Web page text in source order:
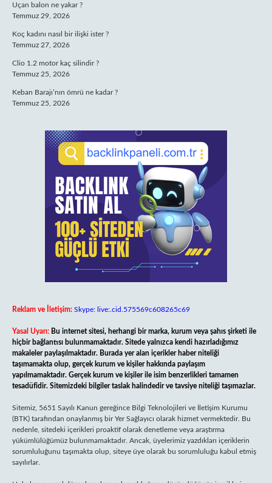
Uçan balon ne yakar ?
Temmuz 29, 2026
Koç kadını nasıl bir ilişki ister ?
Temmuz 27, 2026
Clio 1.2 motor kaç silindir ?
Temmuz 25, 2026
Keban Barajı’nın ömrü ne kadar ?
Temmuz 25, 2026
Reklam ve İletişim: Skype: live:.cid.575569c608265c69
Yasal Uyarı: Bu internet sitesi, herhangi bir marka, kurum veya şahıs şirketi ile
hiçbir bağlantısı bulunmamaktadır. Sitede yalnızca kendi hazırladığımız
makaleler paylaşılmaktadır. Burada yer alan içerikler haber niteliği
taşımamakta olup, gerçek kurum ve kişiler hakkında paylaşım
yapılmamaktadır. Gerçek kurum ve kişiler ile isim benzerlikleri tamamen
tesadüfidir. Sitemizdeki bilgiler taslak halindedir ve tavsiye niteliği taşımazlar.
Sitemiz, 5651 Sayılı Kanun gereğince Bilgi Teknolojileri ve İletişim Kurumu
(BTK) tarafından onaylanmış bir Yer Sağlayıcı olarak hizmet vermektedir. Bu
nedenle, sitedeki içerikleri proaktif olarak denetleme veya araştırma
yükümlülüğümüz bulunmamaktadır. Ancak, üyelerimiz yazdıkları içeriklerin
sorumluluğunu taşımakta olup, siteye üye olarak bu sorumluluğu kabul etmiş
sayılırlar.